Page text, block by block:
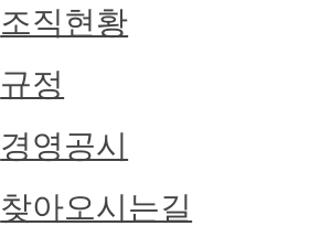
조직현황
규정
경영공시
찾아오시는길